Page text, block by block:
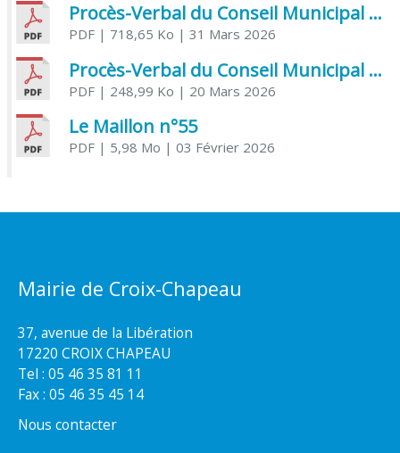
Procès-Verbal du Conseil Municipal du 31 mars 2026
PDF| 718,65 Ko | 31 Mars 2026
Procès-Verbal du Conseil Municipal du 20 mars 2026
PDF| 248,99 Ko | 20 Mars 2026
Le Maillon n°55
PDF| 5,98 Mo | 03 Février 2026
Mairie de Croix-Chapeau
37, avenue de la Libération
17220 CROIX CHAPEAU
Tel : 05 46 35 81 11
Fax : 05 46 35 45 14
Nous contacter